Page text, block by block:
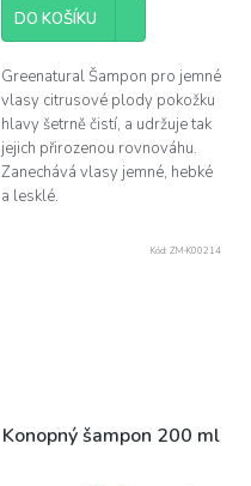
DO KOŠÍKU
Greenatural Šampon pro jemné
vlasy citrusové plody pokožku
hlavy šetrně čistí, a udržuje tak
jejich přirozenou rovnováhu.
Zanechává vlasy jemné, hebké
a lesklé.
Konopný šampon 200 ml
Kód: ZM-K00214